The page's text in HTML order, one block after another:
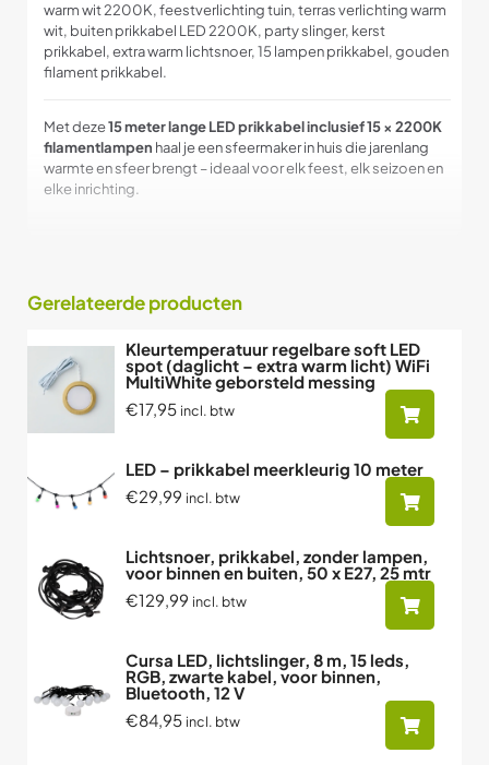
warm wit 2200K, feestverlichting tuin, terras verlichting warm
wit, buiten prikkabel LED 2200K, party slinger, kerst
prikkabel, extra warm lichtsnoer, 15 lampen prikkabel, gouden
filament prikkabel.
Met deze15 meter lange LED prikkabel inclusief 15 × 2200K
filamentlampen haal je een sfeermaker in huis die jarenlang
warmte en sfeer brengt – ideaal voor elk feest, elk seizoen en
elke inrichting.
Gerelateerde producten
Kleurtemperatuur regelbare soft LED
spot (daglicht – extra warm licht) WiFi
MultiWhite geborsteld messing
€17,95 incl. btw
LED – prikkabel meerkleurig 10 meter
€29,99 incl. btw
Lichtsnoer, prikkabel, zonder lampen,
voor binnen en buiten, 50 x E27, 25 mtr
€129,99 incl. btw
Cursa LED, lichtslinger, 8 m, 15 leds,
RGB, zwarte kabel, voor binnen,
Bluetooth, 12 V
€84,95 incl. btw